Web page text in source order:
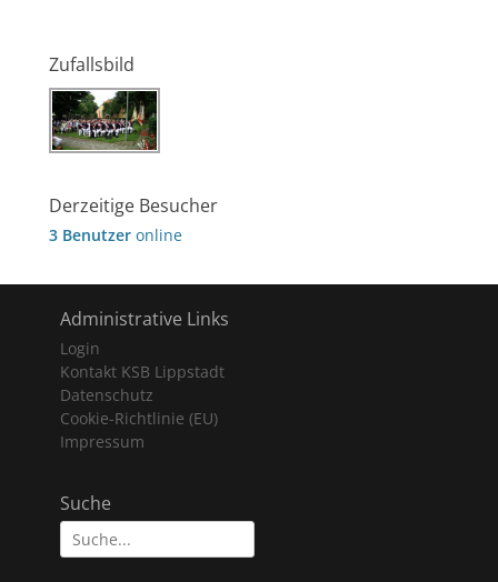
Zufallsbild
Derzeitige Besucher
3 Benutzer online
Administrative Links
Login
Kontakt KSB Lippstadt
Datenschutz
Cookie-Richtlinie (EU)
Impressum
Suche
Suche
nach: